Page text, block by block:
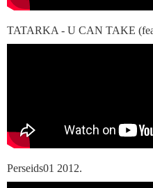
TATARKA - U CAN TAKE
Perseids01 2012.